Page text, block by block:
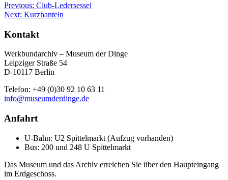
Previous: Club-Ledersessel
Next: Kurzhanteln
Kontakt
Werkbundarchiv – Museum der Dinge
Leipziger Straße 54
D-10117 Berlin
Telefon: +49 (0)30 92 10 63 11
info@museumderdinge.de
Anfahrt
U-Bahn: U2 Spittelmarkt (Aufzug vorhanden)
Bus: 200 und 248 U Spittelmarkt
Das Museum und das Archiv erreichen Sie über den Haupteingang
im Erdgeschoss.